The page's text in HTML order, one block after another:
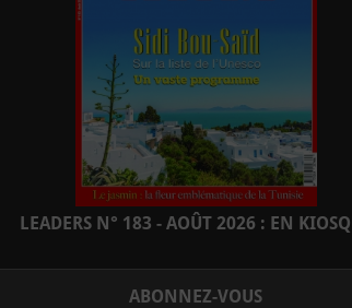
LEADERS N° 183 - AOÛT 2026 : EN
ABONNEZ-VOUS